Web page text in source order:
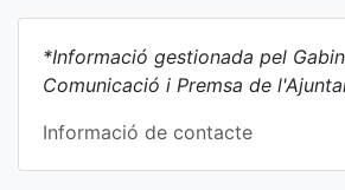
*Informació gestionada pel
Comunicació i Premsa de
Informació de contacte